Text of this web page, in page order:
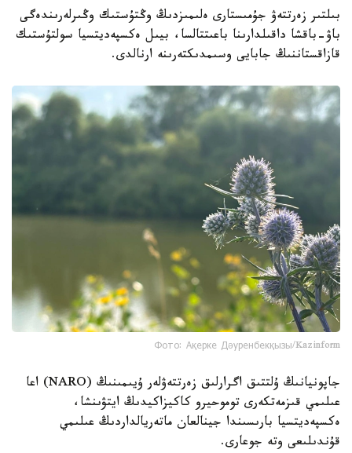
بىلتىر زەرتتەۋ جۇمىستارى ەلىمىزدىڭ وڭتۇستىك وڭىرلەرىندەگى
باۋ-باقشا داقىلدارىنا باعىتتالسا، بيىل ەكسپەديتسيا سولتۇستىك
قازاقستاننىڭ جابايى وسىمدىكتەرىنە ارنالدى.
Фото: Ақерке Дәуренбекқызы/Kazinform
جاپونيانىڭ ۇلتتىق اگرارلىق زەرتتەۋلەر ۇيىمىنىڭ (NARO) اعا
عىلىمي قىزمەتكەرى توموحيرو كاكيزاكيدىڭ ايتۋىنشا،
ەكسپەديتسيا بارىسىندا جينالعان ماتەريالداردىڭ عىلىمي
قۇندىلىعى وتە جوعارى.